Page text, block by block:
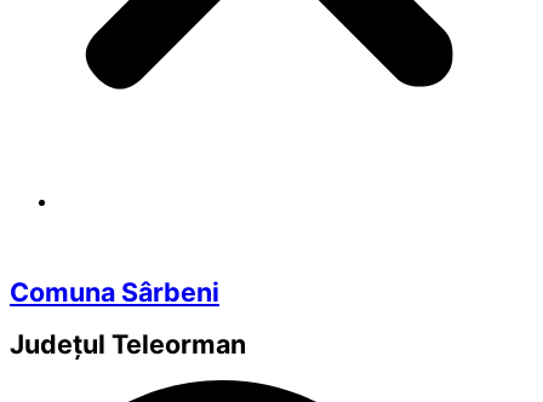
Comuna Sârbeni
Județul Teleorman